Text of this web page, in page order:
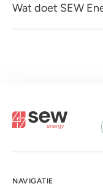
Wat doet SEW
NAVIGATIE